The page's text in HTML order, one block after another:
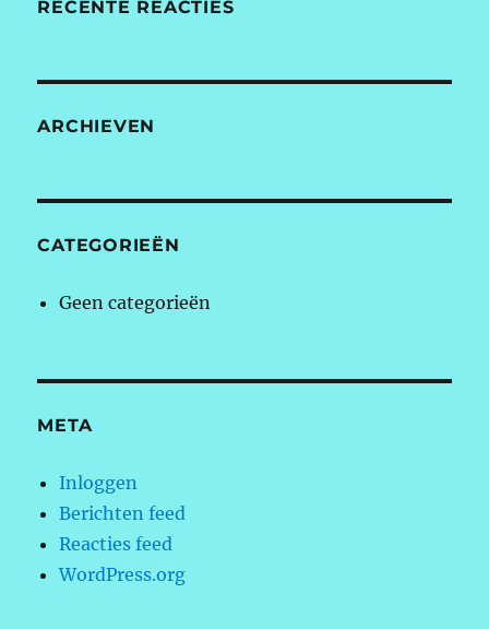
RECENTE REACTIES
ARCHIEVEN
CATEGORIEËN
Geen categorieën
META
Inloggen
Berichten feed
Reacties feed
WordPress.org